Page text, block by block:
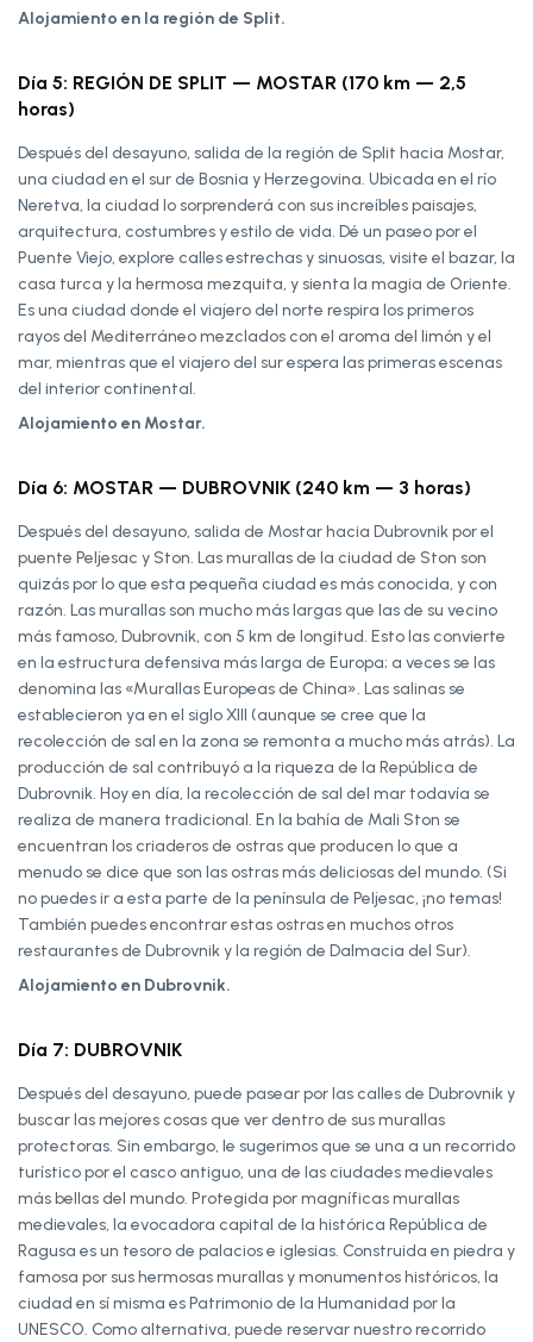
Alojamiento en la región de Split.
Día 5: REGIÓN DE SPLIT — MOSTAR (170 km — 2,5
horas)
Después del desayuno, salida de la región de Split hacia Mostar,
una ciudad en el sur de Bosnia y Herzegovina. Ubicada en el río
Neretva, la ciudad lo sorprenderá con sus increíbles paisajes,
arquitectura, costumbres y estilo de vida. Dé un paseo por el
Puente Viejo, explore calles estrechas y sinuosas, visite el bazar, la
casa turca y la hermosa mezquita, y sienta la magia de Oriente.
Es una ciudad donde el viajero del norte respira los primeros
rayos del Mediterráneo mezclados con el aroma del limón y el
mar, mientras que el viajero del sur espera las primeras escenas
del interior continental.
Alojamiento en Mostar.
Día 6: MOSTAR — DUBROVNIK (240 km — 3 horas)
Después del desayuno, salida de Mostar hacia Dubrovnik por el
puente Peljesac y Ston. Las murallas de la ciudad de Ston son
quizás por lo que esta pequeña ciudad es más conocida, y con
razón. Las murallas son mucho más largas que las de su vecino
más famoso, Dubrovnik, con 5 km de longitud. Esto las convierte
en la estructura defensiva más larga de Europa; a veces se las
denomina las «Murallas Europeas de China». Las salinas se
establecieron ya en el siglo XIII (aunque se cree que la
recolección de sal en la zona se remonta a mucho más atrás). La
producción de sal contribuyó a la riqueza de la República de
Dubrovnik. Hoy en día, la recolección de sal del mar todavía se
realiza de manera tradicional. En la bahía de Mali Ston se
encuentran los criaderos de ostras que producen lo que a
menudo se dice que son las ostras más deliciosas del mundo. (Si
no puedes ir a esta parte de la península de Peljesac, ¡no temas!
También puedes encontrar estas ostras en muchos otros
restaurantes de Dubrovnik y la región de Dalmacia del Sur).
Alojamiento en Dubrovnik.
Día 7: DUBROVNIK
Después del desayuno, puede pasear por las calles de Dubrovnik y
buscar las mejores cosas que ver dentro de sus murallas
protectoras. Sin embargo, le sugerimos que se una a un recorrido
turístico por el casco antiguo, una de las ciudades medievales
más bellas del mundo. Protegida por magníficas murallas
medievales, la evocadora capital de la histórica República de
Ragusa es un tesoro de palacios e iglesias. Construida en piedra y
famosa por sus hermosas murallas y monumentos históricos, la
ciudad en sí misma es Patrimonio de la Humanidad por la
UNESCO. Como alternativa, puede reservar nuestro recorrido